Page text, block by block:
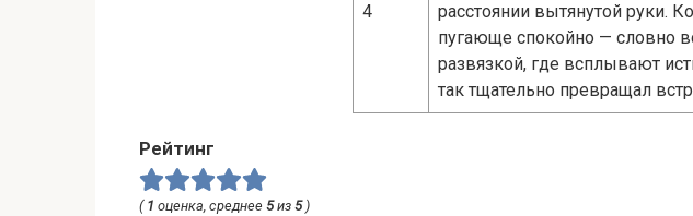
4
расстоянии вытянутой руки.
пугающе спокойно — словно
развязкой, где всплывают
так тщательно превращал
Рейтинг
( 1 оценка, среднее 5из 5)